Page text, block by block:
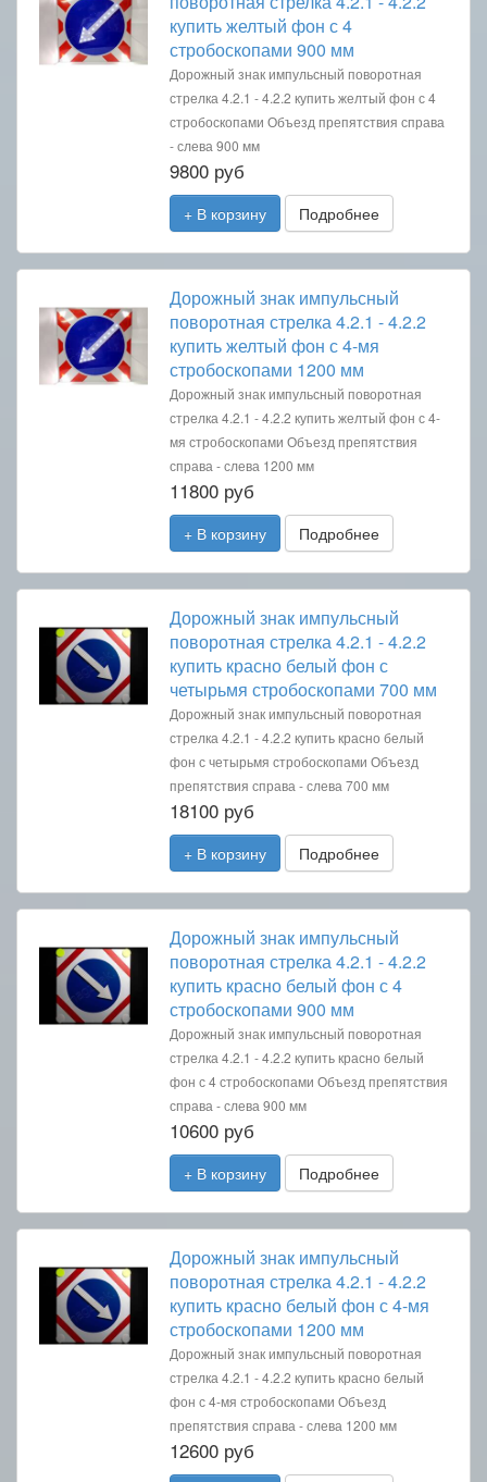
купить желтый фон с 4
стробоскопами 900 мм
Дорожный знак импульсный поворотная
стрелка 4.2.1 - 4.2.2 купить желтый фон с 4
стробоскопами Объезд препятствия справа
- слева 900 мм
9800 руб
+ В корзину Подробнее
Дорожный знак импульсный
поворотная стрелка 4.2.1 - 4.2.2
купить желтый фон с 4-мя
стробоскопами 1200 мм
Дорожный знак импульсный поворотная
стрелка 4.2.1 - 4.2.2 купить желтый фон с 4-
мя стробоскопами Объезд препятствия
справа - слева 1200 мм
11800 руб
+ В корзину Подробнее
Дорожный знак импульсный
поворотная стрелка 4.2.1 - 4.2.2
купить красно белый фон с
четырьмя стробоскопами 700 мм
Дорожный знак импульсный поворотная
стрелка 4.2.1 - 4.2.2 купить красно белый
фон с четырьмя стробоскопами Объезд
препятствия справа - слева 700 мм
18100 руб
+ В корзину Подробнее
Дорожный знак импульсный
поворотная стрелка 4.2.1 - 4.2.2
купить красно белый фон с 4
стробоскопами 900 мм
Дорожный знак импульсный поворотная
стрелка 4.2.1 - 4.2.2 купить красно белый
фон с 4 стробоскопами Объезд препятствия
справа - слева 900 мм
10600 руб
+ В корзину Подробнее
Дорожный знак импульсный
поворотная стрелка 4.2.1 - 4.2.2
купить красно белый фон с 4-мя
стробоскопами 1200 мм
Дорожный знак импульсный поворотная
стрелка 4.2.1 - 4.2.2 купить красно белый
фон с 4-мя стробоскопами Объезд
препятствия справа - слева 1200 мм
12600 руб